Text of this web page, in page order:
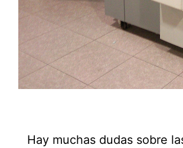
Hay muchas dudas sobre